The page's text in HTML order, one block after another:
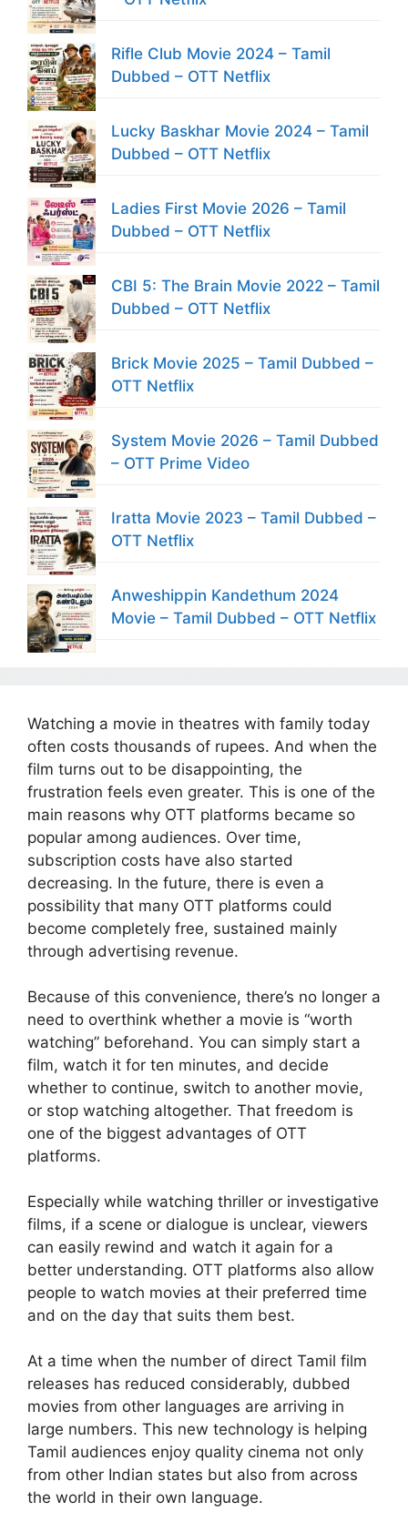
Rifle Club Movie 2024 – Tamil
Dubbed – OTT Netflix
Lucky Baskhar Movie 2024 – Tamil
Dubbed – OTT Netflix
Ladies First Movie 2026 – Tamil
Dubbed – OTT Netflix
CBI 5: The Brain Movie 2022 – Tamil
Dubbed – OTT Netflix
Brick Movie 2025 – Tamil Dubbed –
OTT Netflix
System Movie 2026 – Tamil Dubbed
– OTT Prime Video
Iratta Movie 2023 – Tamil Dubbed –
OTT Netflix
Anweshippin Kandethum 2024
Movie – Tamil Dubbed – OTT Netflix
Watching a movie in theatres with family today
often costs thousands of rupees. And when the
film turns out to be disappointing, the
frustration feels even greater. This is one of the
main reasons why OTT platforms became so
popular among audiences. Over time,
subscription costs have also started
decreasing. In the future, there is even a
possibility that many OTT platforms could
become completely free, sustained mainly
through advertising revenue.
Because of this convenience, there’s no longer a
need to overthink whether a movie is “worth
watching” beforehand. You can simply start a
film, watch it for ten minutes, and decide
whether to continue, switch to another movie,
or stop watching altogether. That freedom is
one of the biggest advantages of OTT
platforms.
Especially while watching thriller or investigative
films, if a scene or dialogue is unclear, viewers
can easily rewind and watch it again for a
better understanding. OTT platforms also allow
people to watch movies at their preferred time
and on the day that suits them best.
At a time when the number of direct Tamil film
releases has reduced considerably, dubbed
movies from other languages are arriving in
large numbers. This new technology is helping
Tamil audiences enjoy quality cinema not only
from other Indian states but also from across
the world in their own language.